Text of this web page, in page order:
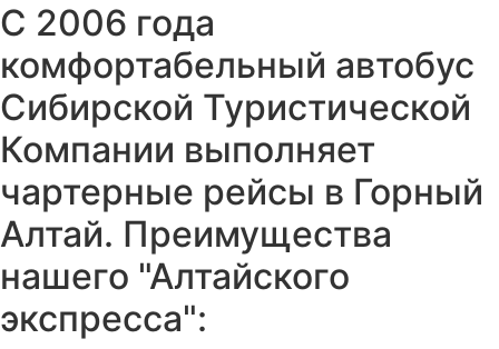
С 2006 года
комфортабельный автобус
Сибирской Туристической
Компании выполняет
чартерные рейсы в Горный
Алтай. Преимущества
нашего "Алтайского
экспресса":